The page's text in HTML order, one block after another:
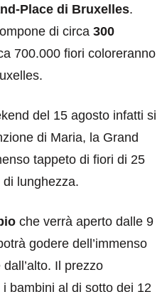
Place di Bruxelles.
di circa 300
700.000 fiori coloreranno
del 15 agosto infatti si
di Maria, la Grand
tappeto di fiori di 25
lunghezza.
che verrà aperto dalle 9
godere dell’immenso
Il prezzo
bambini al di sotto dei 12